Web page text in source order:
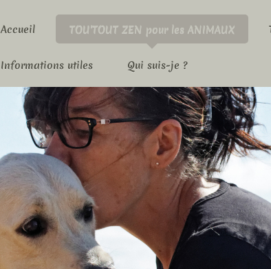
Accueil TOU'TOUT ZEN pour les ANIMAUX
Informations utiles Qui suis-je ?